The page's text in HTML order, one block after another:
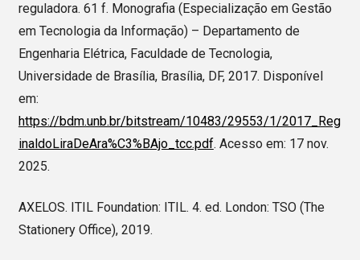
reguladora. 61 f. Monografia (Especialização em Gestão
em Tecnologia da Informação) – Departamento de
Engenharia Elétrica, Faculdade de Tecnologia,
Universidade de Brasília, Brasília, DF, 2017. Disponível
em:
https://bdm.unb.br/bitstream/10483/29553/1/2017_Reg
inaldoLiraDeAra%C3%BAjo_tcc.pdf. Acesso em: 17 nov.
2025.
AXELOS. ITIL Foundation: ITIL. 4. ed. London: TSO (The
Stationery Office), 2019.